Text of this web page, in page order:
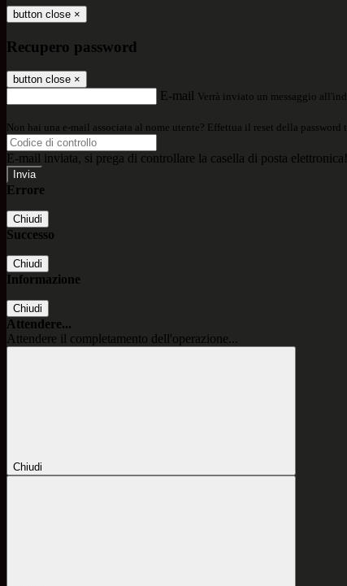
button close ×
Recupero password
button close ×
E-mail Verrà inviato un messaggio
Non hai una e-mail associata al nome utente? Effettua il reset della password
E-mail inviata, si prega di controllare la casella di posta elettronica!
Errore
Chiudi
Successo
Chiudi
Informazione
Chiudi
Attendere...
Attendere il completamento dell'operazione...
Chiudi